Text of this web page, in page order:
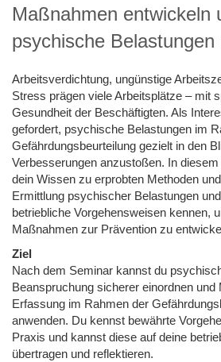
Maßnahmen entwickeln
psychische Belastungen
Arbeitsverdichtung, ungünstige
Stress prägen viele Arbeitsplätze – mit
Gesundheit der Beschäftigten. Als
gefordert, psychische Belastungen im
Gefährdungsbeurteilung gezielt in den
Verbesserungen anzustoßen. In
dein Wissen zu erprobten Methoden
Ermittlung psychischer Belastungen
betriebliche Vorgehensweisen kennen,
Maßnahmen zur Prävention zu
Ziel
Nach dem Seminar kannst du
Beanspruchung sicherer einordnen und
Erfassung im Rahmen der
anwenden. Du kennst bewährte
Praxis und kannst diese auf deine
übertragen und reflektieren.